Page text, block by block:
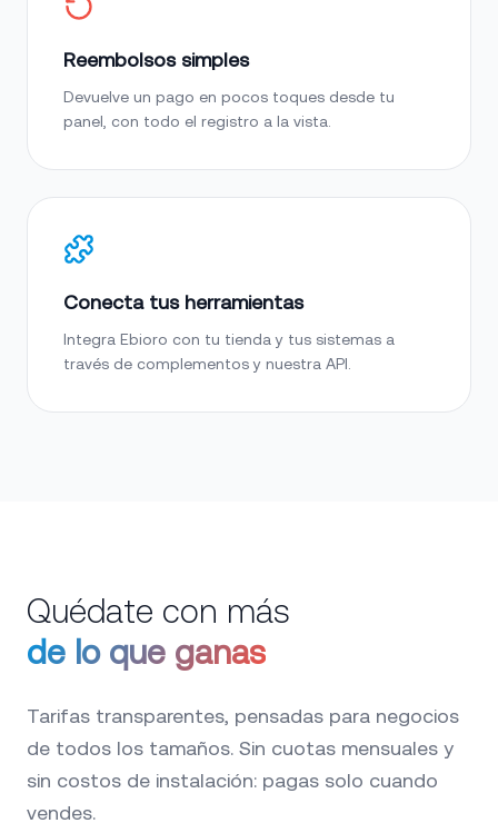
Reembolsos simples
Devuelve un pago en pocos toques desde tu
panel, con todo el registro a la vista.
Conecta tus herramientas
Integra Ebioro con tu tienda y tus sistemas a
través de complementos y nuestra API.
Quédate con más
de lo que ganas
Tarifas transparentes, pensadas para negocios
de todos los tamaños. Sin cuotas mensuales y
sin costos de instalación: pagas solo cuando
vendes.